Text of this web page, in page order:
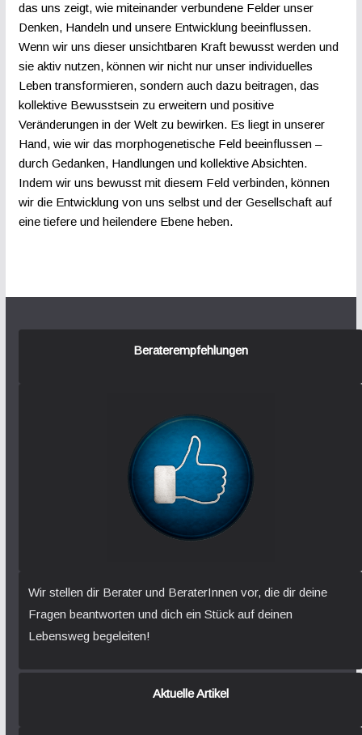
das uns zeigt, wie miteinander verbundene Felder unser
Denken, Handeln und unsere Entwicklung beeinflussen.
Wenn wir uns dieser unsichtbaren Kraft bewusst werden und
sie aktiv nutzen, können wir nicht nur unser individuelles
Leben transformieren, sondern auch dazu beitragen, das
kollektive Bewusstsein zu erweitern und positive
Veränderungen in der Welt zu bewirken. Es liegt in unserer
Hand, wie wir das morphogenetische Feld beeinflussen –
durch Gedanken, Handlungen und kollektive Absichten.
Indem wir uns bewusst mit diesem Feld verbinden, können
wir die Entwicklung von uns selbst und der Gesellschaft auf
eine tiefere und heilendere Ebene heben.
Beraterempfehlungen
Wir stellen dir Berater und BeraterInnen vor, die dir deine
Fragen beantworten und dich ein Stück auf deinen
Lebensweg begeleiten!
Aktuelle Artikel